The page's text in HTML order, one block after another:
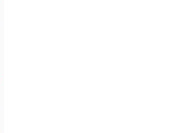
der Performance von Inhalten
von Zielgruppen durch Statistiken oder Kombinationen von
und Verbesserung der Angebote